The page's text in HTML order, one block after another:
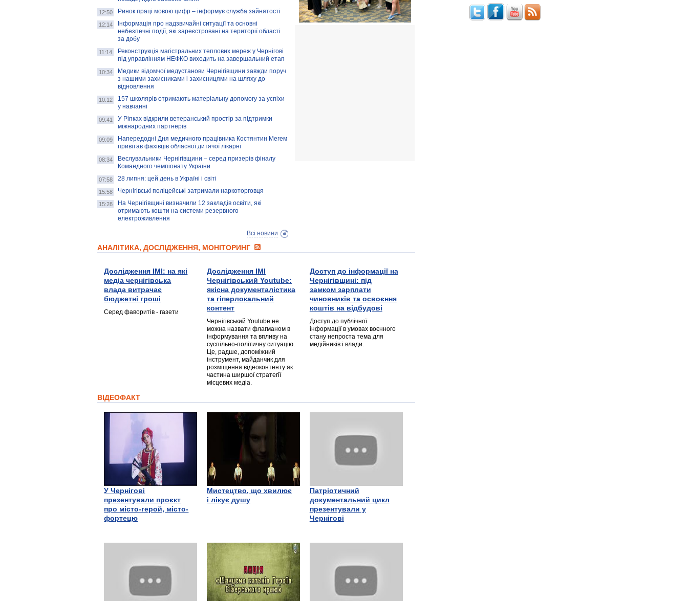
12:50 Ринок праці мовою цифр – інформує служба зайнятості
12:14
Інформація про надзвичайні ситуації та основні
небезпечні події, які зареєстровані на території області
за добу
11:14
Реконструкція магістральних теплових мереж у Чернігові
під управлінням НЕФКО виходить на завершальний етап
10:34
Медики відомчої медустанови Чернігівщини завжди поруч
з нашими захисниками і захисницями на шляху до
відновлення
10:12
157 школярів отримають матеріальну допомогу за успіхи
у навчанні
09:41
У Ріпках відкрили ветеранський простір за підтримки
міжнародних партнерів
09:09
Напередодні Дня медичного працівника Костянтин Мегем
привітав фахівців обласної дитячої лікарні
08:34
Веслувальники Чернігівщини – серед призерів фіналу
Командного чемпіонату України
07:58 28 липня: цей день в Україні і світі
15:58 Чернігівські поліцейські затримали наркоторговця
15:28
На Чернігівщині визначили 12 закладів освіти, які
отримають кошти на системи резервного
електроживлення
Всі новини
АНАЛІТИКА, ДОСЛІДЖЕННЯ, МОНІТОРИНГ
Дослідження ІМІ: на які
медіа чернігівська
влада витрачає
бюджетні гроші
Серед фаворитів - газети
Дослідження ІМІ
Чернігівський Youtube:
якісна документалістика
та гіперлокальний
контент
Чернігівський Youtube не
можна назвати флагманом в
інформування та впливу на
суспільно-політичну ситуацію.
Це, радше, допоміжний
інструмент, майданчик для
розміщення відеоконтенту як
частина ширшої стратегії
місцевих медіа.
Доступ до інформації на
Чернігівщині: під
замком зарплати
чиновників та освоєння
коштів на відбудові
Доступ до публічної
інформації в умовах воєнного
стану непроста тема для
медійників і влади.
ВІДЕОФАКТ
У Чернігові
презентували проєкт
про місто-герой, місто-
фортецю
Мистецтво, що хвилює
і лікує душу
Патріотичний
документальний цикл
презентували у
Чернігові